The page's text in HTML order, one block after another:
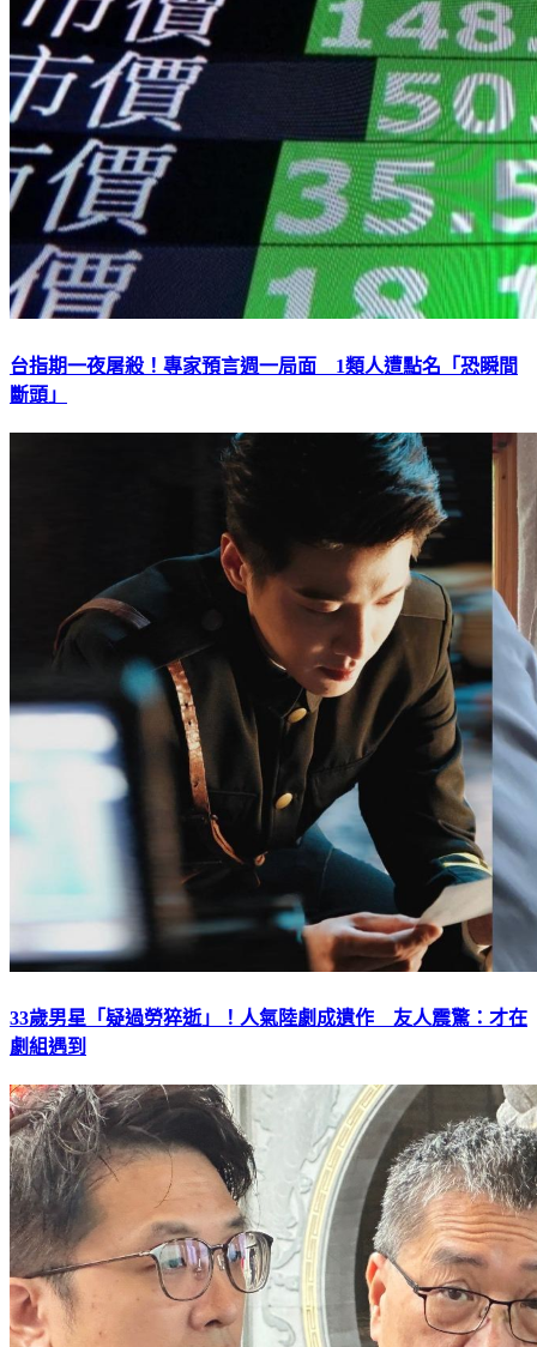
台指期一夜屠殺！專家預言週一局面 1類人遭點名「恐瞬間
斷頭」
33歲男星「疑過勞猝逝」！人氣陸劇成遺作 友人震驚：才在
劇組遇到